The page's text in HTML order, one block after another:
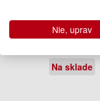
Kaarina Parker
Na sklade
Nie, uprav